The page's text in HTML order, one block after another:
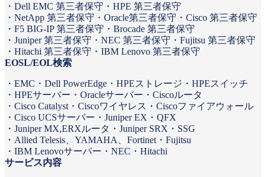
Dell EMC 第三者保守
HPE 第三者保守
NetApp 第三者保守
Oracle第三者保守
Cisco 第三者保守
F5 BIG-IP 第三者保守
Brocade 第三者保守
Juniper 第三者保守
NEC 第三者保守
Fujitsu 第三者保守
Hitachi 第三者保守
IBM Lenovo 第三者保守
EOSL/EOL検索
EMC Dell PowerEdge HPEストレージ
HPEスイッチ
HPEサーバー
Oracleサーバー
Ciscoルータ
Cisco Catalyst
Ciscoワイヤレス
Ciscoファイアウォール
Cisco UCSサーバー
Juniper EX・QFX
Juniper MX,ERXルータ
Juniper SRX・SSG
Allied Telesis、YAMAHA、Fortinet
Fujitsu
IBM Lenovoサーバー
NEC
Hitachi
サービス内容